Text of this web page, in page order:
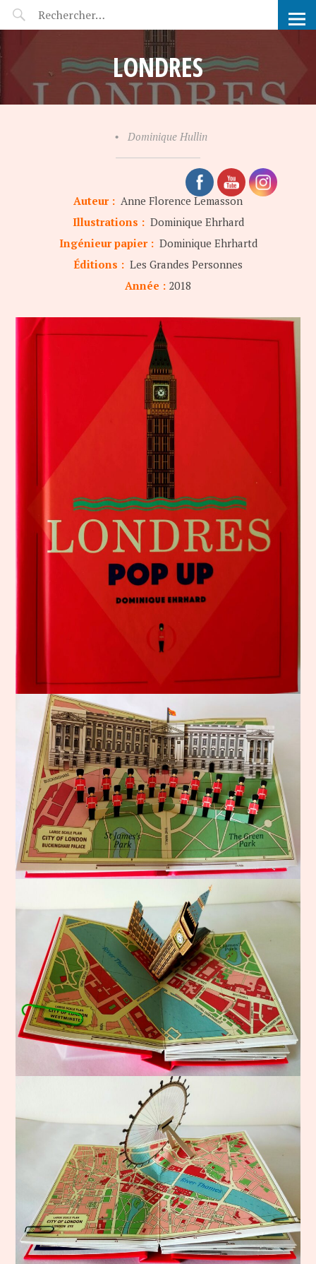
POP-UP FÉERIE
LONDRES
• Dominique Hullin
Auteur : Anne Florence Lemasson
Illustrations :Dominique Ehrhard
Ingénieur papier : Dominique Ehrhartd
Éditions : Les Grandes Personnes
Année : 2018